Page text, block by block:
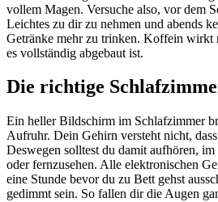
vollem Magen. Versuche also, vor dem
Leichtes zu dir zu nehmen und abends
Getränke mehr zu trinken. Koffein wirkt
es vollständig abgebaut ist.
Die richtige
Ein heller Bildschirm im Schlafzimmer
Aufruhr. Dein Gehirn versteht nicht,
Deswegen solltest du damit aufhören,
oder fernzusehen. Alle elektronischen
eine Stunde bevor du zu Bett gehst
gedimmt sein. So fallen dir die Augen